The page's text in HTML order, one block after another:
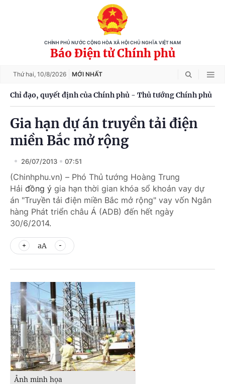
CHÍNH PHỦ NƯỚC CỘNG HÒA XÃ HỘI CHỦ NGHĨA VIỆT NAM
Báo Điện tử Chính phủ
Thứ hai, 10/8/2026 MỚI NHẤT
Chỉ đạo, quyết định của Chính phủ - Thủ tướng Chính phủ
Gia hạn dự án truyền tải điện
miền Bắc mở rộng
26/07/2013 07:51
(Chinhphu.vn) – Phó Thủ tướng Hoàng Trung
Hải đồng ý gia hạn thời gian khóa sổ khoản vay dự
án "Truyền tải điện miền Bắc mở rộng" vay vốn Ngân
hàng Phát triển châu Á (ADB) đến hết ngày
30/6/2014.
aA
Ảnh minh họa